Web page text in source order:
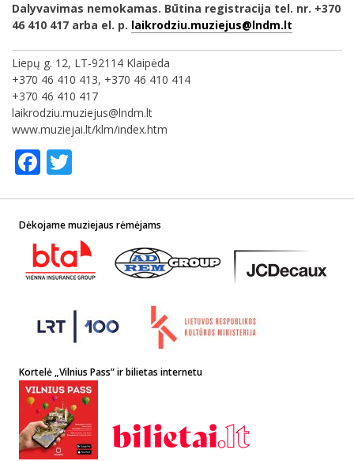
Dalyvavimas nemokamas. Būtina registracija tel. nr. +370
46 410 417 arba el. p. laikrodziu.muziejus@lndm.lt
Liepų g. 12, LT-92114 Klaipėda
+370 46 410 413, +370 46 410 414
+370 46 410 417
laikrodziu.muziejus@lndm.lt
www.muziejai.lt/klm/index.htm
Facebook
Dėkojame muziejaus rėmėjams
Kortelė „Vilnius Pass” ir bilietas internetu